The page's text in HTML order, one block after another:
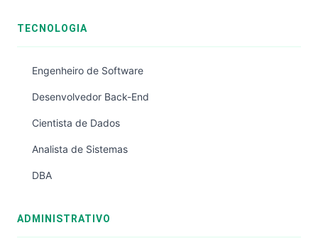
TECNOLOGIA
Engenheiro de Software
Desenvolvedor Back-End
Cientista de Dados
Analista de Sistemas
DBA
ADMINISTRATIVO